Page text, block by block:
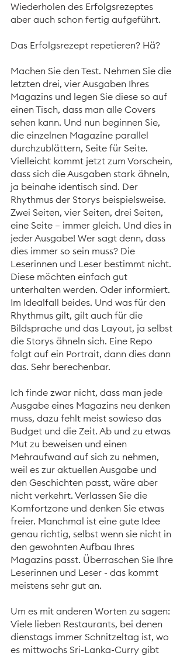
Wiederholen des Erfolgsrezeptes
aber auch schon fertig aufgeführt.
Das Erfolgsrezept repetieren? Hä?
Machen Sie den Test. Nehmen Sie die
letzten drei, vier Ausgaben Ihres
Magazins und legen Sie diese so auf
einen Tisch, dass man alle Covers
sehen kann. Und nun beginnen Sie,
die einzelnen Magazine parallel
durchzublättern, Seite für Seite.
Vielleicht kommt jetzt zum Vorschein,
dass sich die Ausgaben stark ähneln,
ja beinahe identisch sind. Der
Rhythmus der Storys beispielsweise.
Zwei Seiten, vier Seiten, drei Seiten,
eine Seite – immer gleich. Und dies in
jeder Ausgabe! Wer sagt denn, dass
dies immer so sein muss? Die
Leserinnen und Leser bestimmt nicht.
Diese möchten einfach gut
unterhalten werden. Oder informiert.
Im Idealfall beides. Und was für den
Rhythmus gilt, gilt auch für die
Bildsprache und das Layout, ja selbst
die Storys ähneln sich. Eine Repo
folgt auf ein Portrait, dann dies dann
das. Sehr berechenbar.
Ich finde zwar nicht, dass man jede
Ausgabe eines Magazins neu denken
muss, dazu fehlt meist sowieso das
Budget und die Zeit. Ab und zu etwas
Mut zu beweisen und einen
Mehraufwand auf sich zu nehmen,
weil es zur aktuellen Ausgabe und
den Geschichten passt, wäre aber
nicht verkehrt. Verlassen Sie die
Komfortzone und denken Sie etwas
freier. Manchmal ist eine gute Idee
genau richtig, selbst wenn sie nicht in
den gewohnten Aufbau Ihres
Magazins passt. Überraschen Sie Ihre
Leserinnen und Leser - das kommt
meistens sehr gut an.
Um es mit anderen Worten zu sagen:
Viele lieben Restaurants, bei denen
dienstags immer Schnitzeltag ist, wo
es mittwochs Sri-Lanka-Curry gibt